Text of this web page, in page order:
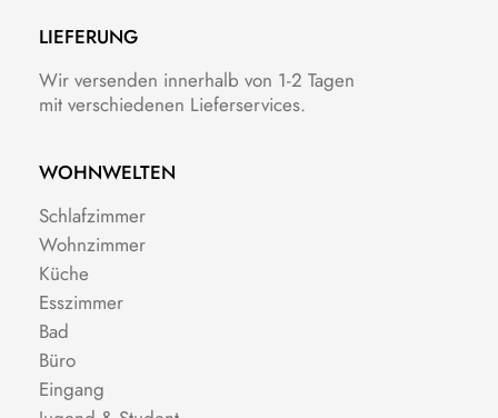
LIEFERUNG
Wir versenden innerhalb von 1-2 Tagen
mit verschiedenen Lieferservices.
WOHNWELTEN
Schlafzimmer
Wohnzimmer
Küche
Esszimmer
Bad
Büro
Eingang